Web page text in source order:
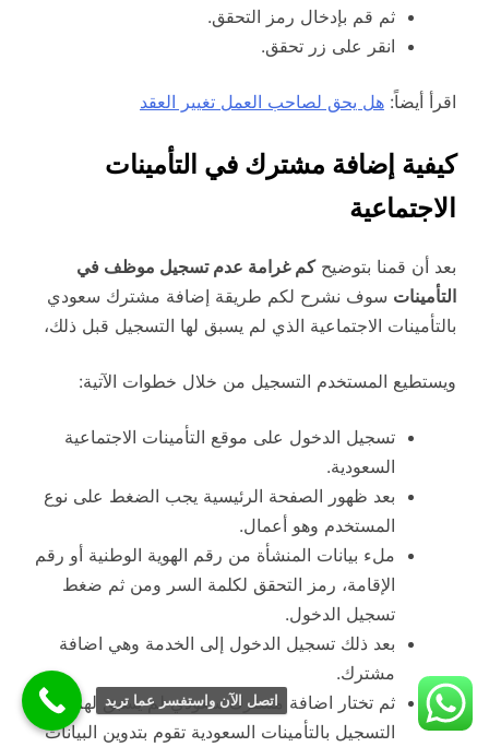
ثم قم بإدخال رمز التحقق.
انقر على زر تحقق.
اقرأ أيضاً: هل يحق لصاحب العمل تغيير العقد
كيفية إضافة مشترك في التأمينات
الاجتماعية
بعد أن قمنا بتوضيحكم غرامة عدم تسجيل موظف في
التأمينات سوف نشرح لكم طريقة إضافة مشترك سعودي
بالتأمينات الاجتماعية الذي لم يسبق لها التسجيل قبل ذلك،
ويستطيع المستخدم التسجيل من خلال خطوات الآتية:
تسجيل الدخول على موقع التأمينات الاجتماعية
السعودية.
بعد ظهور الصفحة الرئيسية يجب الضغط على نوع
المستخدم وهو أعمال.
ملء بيانات المنشأة من رقم الهوية الوطنية أو رقم
الإقامة، رمز التحقق لكلمة السر ومن ثم ضغط
تسجيل الدخول.
بعد ذلك تسجيل الدخول إلى الخدمة وهي اضافة
مشترك.
ثم تختار اضافة مشترك سعودي لم يسبق لهم
التسجيل بالتأمينات السعودية تقوم بتدوين البيانات
اتصل الآن واستفسر عما تريد